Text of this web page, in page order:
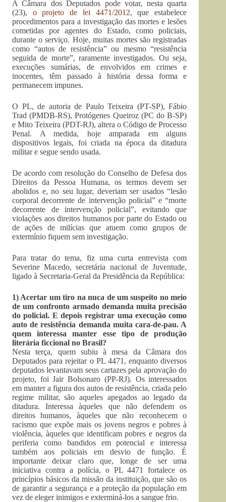
A Câmara dos Deputados pode votar, nesta quarta
(23), o projeto de lei 4471/2012, que estabelece
procedimentos para a investigação das mortes e lesões
cometidas por agentes do Estado, como policiais,
durante o serviço. Hoje, muitas mortes são registradas
como “autos de resistência” ou mesmo “resistência
seguida de morte”, raramente investigados. Ou seja,
execuções sumárias, de envolvidos em crimes e
inocentes, têm passado à história dessa forma e
permanecem impunes.
O PL, de autoria de Paulo Teixeira (PT-SP), Fábio
Trad (PMDB-RS), Protógenes Queiroz (PC do B-SP)
e Mito Teixeira (PDT-RJ), altera o Código de Processo
Penal. A medida, hoje amparada em alguns
dispositivos legais, foi criada na época da ditadura
militar e segue sendo usada.
De acordo com resolução do Conselho de Defesa dos
Direitos da Pessoa Humana, os termos devem ser
abolidos e, no seu lugar, deveriam ser usados “lesão
corporal decorrente de intervenção policial” e “morte
decorrente de intervenção policial”, evitando que
violações aos direitos humanos por parte do Estado ou
de ações de milícias que atuem como grupos de
extermínio fiquem sem investigação.
Para tratar do tema, fiz uma curta entrevista com
Severine Macedo, secretária nacional de Juventude,
ligado à Secretaria-Geral da Presidência da República:
1) Acertar um tiro na nuca de um suspeito no meio
de um confronto armado demanda muita precisão
do policial. E depois registrar uma execução como
auto de resistência demanda muita cara-de-pau. A
quem interessa manter esse tipo de produção
literária ficcional no Brasil?
Nesta terça, quem subiu à mesa da Câmara dos
Deputados para rejeitar o PL 4471, enquanto diversos
deputados levantavam seus cartazes pela aprovação do
projeto, foi Jair Bolsonaro (PP-RJ). Os interessados
em manter a figura dos autos de resistência, criada pelo
regime militar, são aqueles apegados ao legado da
ditadura. Interessa àqueles que não defendem os
direitos humanos, àqueles que não reconhecem o
racismo que expõe mais os jovens negros e pobres à
violência, àqueles que identificam pobres e negros da
periferia como bandidos em potencial e interessa
também aos policiais em desvio de função. É
importante deixar claro que, longe de ser uma
iniciativa contra a polícia, o PL 4471 fortalece os
princípios básicos da missão da instituição, que são os
de garantir a segurança e a proteção da população em
vez de eleger inimigos e exterminá-los a sangue frio.